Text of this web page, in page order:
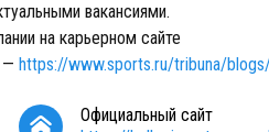
вакансиями.
на карьерном сайте
— https://www.sports.ru/tribuna/
Официальный сайт